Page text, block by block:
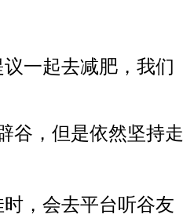
一起去减肥，我们
谷，但是依然坚持走
，会去平台听谷友